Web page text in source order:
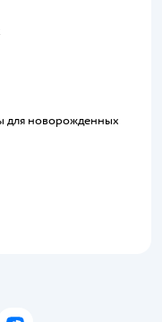
для новорожденных